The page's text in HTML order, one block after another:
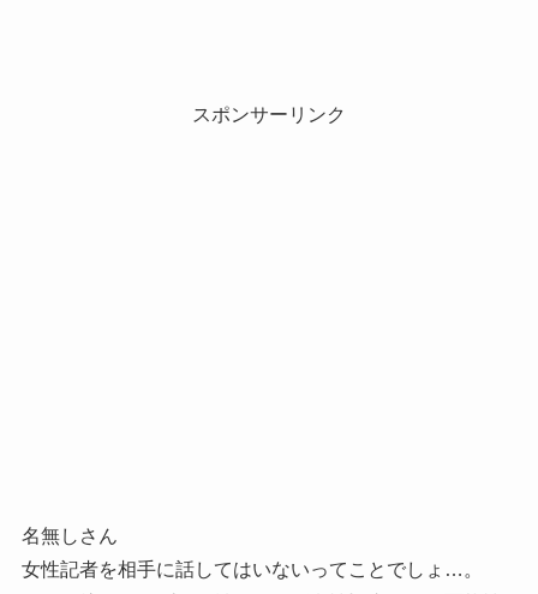
スポンサーリンク
名無しさん
女性記者を相手に話してはいないってことでしょ…。